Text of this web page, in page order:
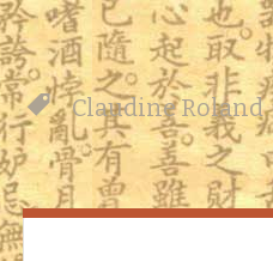
Claudine Roland